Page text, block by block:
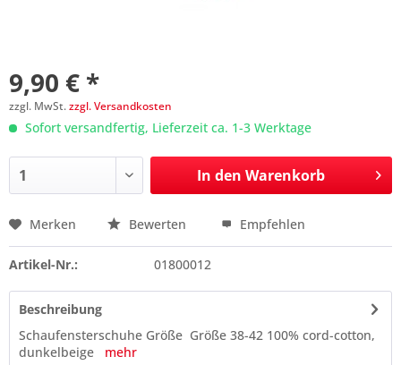
9,90 € *
zzgl. MwSt.zzgl. Versandkosten
Sofort versandfertig, Lieferzeit ca. 1-3 Werktage
In den Warenkorb
Preis anfragen
Merken Bewerten Empfehlen
Artikel-Nr.: 01800012
Beschreibung
Schaufensterschuhe Größe Größe 38-42 100% cord-cotton,
dunkelbeige mehr